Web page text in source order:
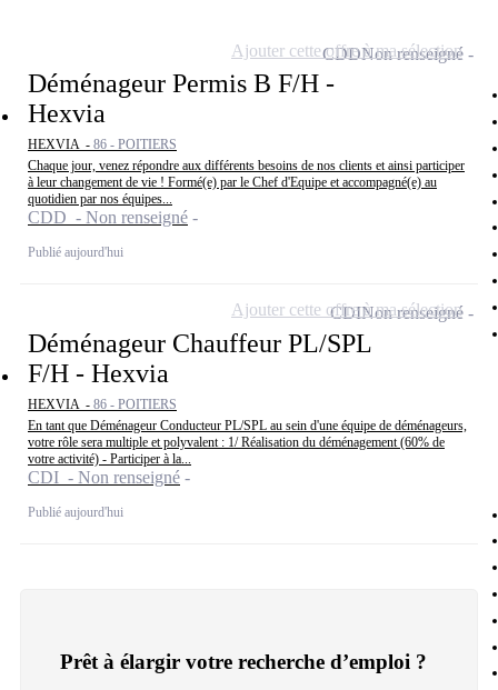
Déménageur Permis B F/H -
Hexvia
HEXVIA - 86 - POITIERS
Chaque jour, venez répondre aux différents besoins de nos clients et ainsi participer
à leur changement de vie ! Formé(e) par le Chef d'Equipe et accompagné(e) au
quotidien par nos équipes...
CDD - Non renseigné
Publié aujourd'hui
CDDNon renseigné
Ajouter cette offre à ma sélection
Déménageur Chauffeur PL/SPL
F/H - Hexvia
HEXVIA - 86 - POITIERS
En tant que Déménageur Conducteur PL/SPL au sein d'une équipe de déménageurs,
votre rôle sera multiple et polyvalent : 1/ Réalisation du déménagement (60% de
votre activité) - Participer à la...
CDI - Non renseigné
Publié aujourd'hui
CDINon renseigné
Ajouter cette offre à ma sélection
Prêt à élargir votre recherche d’emploi ?